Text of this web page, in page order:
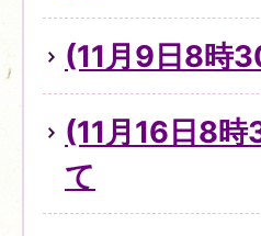
(11月9日8時
(11月16日8
て